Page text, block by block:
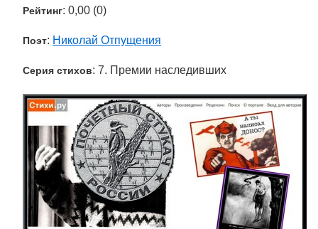
Рейтинг: 0,00 (0)
Поэт: Николай Отпущения
Серия стихов: 7. Премии наследивших